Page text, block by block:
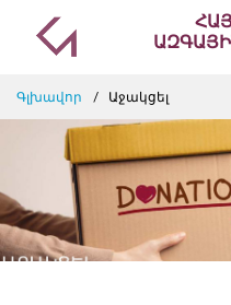
One
Accessibility
To
start
the
All
Գլխավոր Աջակցել